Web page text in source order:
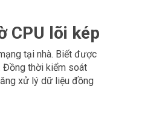
CPU lõi kép
tại nhà. Biết được
Đồng thời kiểm soát
xử lý dữ liệu đồng